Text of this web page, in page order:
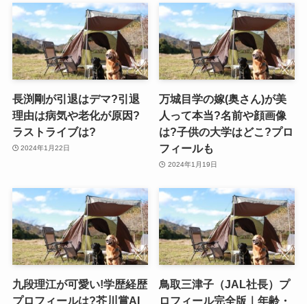
長渕剛が引退はデマ?引退
理由は病気や老化が原因?
ラストライブは?
2024年1月22日
万城目学の嫁(奥さん)が美
人って本当?名前や顔画像
は?子供の大学はどこ?プロ
フィールも
2024年1月19日
九段理江が可愛い!学歴経歴
プロフィールは?芥川賞AI
鳥取三津子（JAL社長）プ
ロフィール完全版｜年齢・